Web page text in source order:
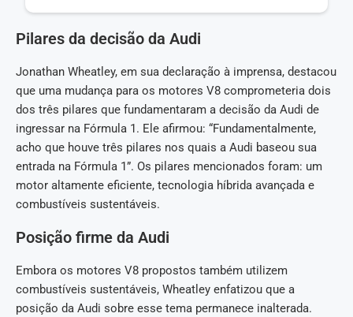
Pilares da decisão da Audi
Jonathan Wheatley, em sua declaração à imprensa, destacou
que uma mudança para os motores V8 comprometeria dois
dos três pilares que fundamentaram a decisão da Audi de
ingressar na Fórmula 1. Ele afirmou: “Fundamentalmente,
acho que houve três pilares nos quais a Audi baseou sua
entrada na Fórmula 1”. Os pilares mencionados foram: um
motor altamente eficiente, tecnologia híbrida avançada e
combustíveis sustentáveis.
Posição firme da Audi
Embora os motores V8 propostos também utilizem
combustíveis sustentáveis, Wheatley enfatizou que a
posição da Audi sobre esse tema permanece inalterada.